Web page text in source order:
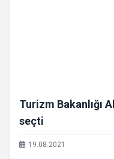
Turizm Bakanlığı
seçti
19.08.2021